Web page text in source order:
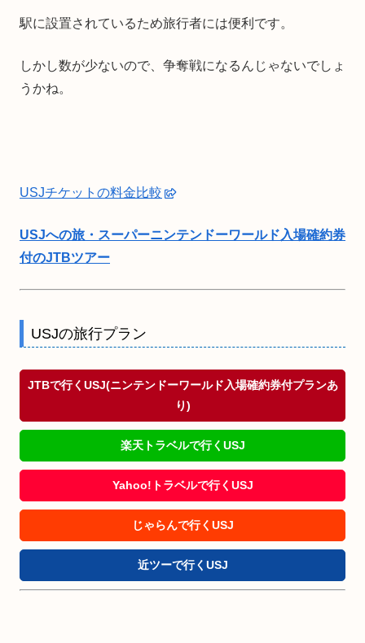
駅に設置されているため旅行者には便利です。
しかし数が少ないので、争奪戦になるんじゃないでしょ
うかね。
USJチケットの料金比較
USJへの旅・スーパーニンテンドーワールド入場確約券
付のJTBツアー
USJの旅行プラン
JTBで行くUSJ(ニンテンドーワールド入場確約券付プランあ
り)
楽天トラベルで行くUSJ
Yahoo!トラベルで行くUSJ
じゃらんで行くUSJ
近ツーで行くUSJ